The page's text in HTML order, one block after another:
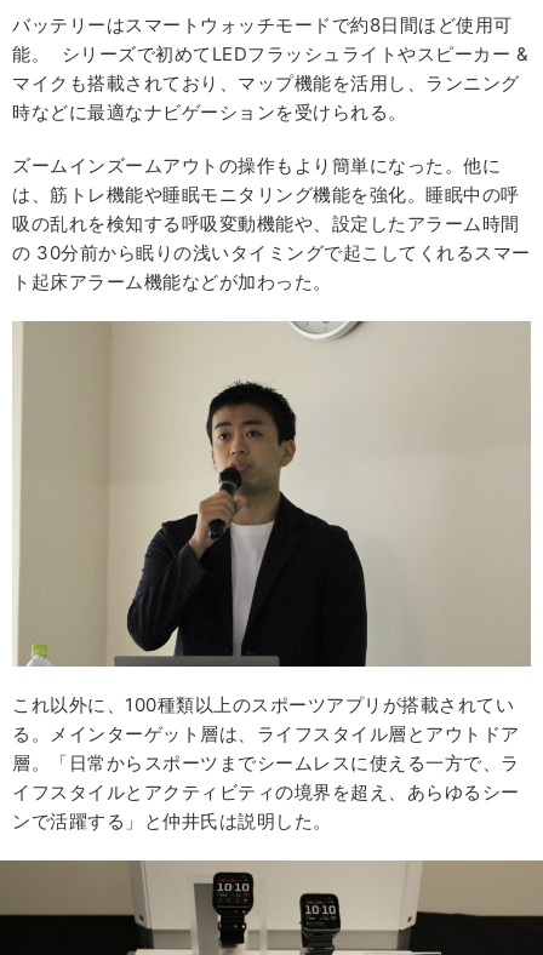
バッテリーはスマートウォッチモードで約8日間ほど使用可
能。 シリーズで初めてLEDフラッシュライトやスピーカー &
マイクも搭載されており、マップ機能を活用し、ランニング
時などに最適なナビゲーションを受けられる。
ズームインズームアウトの操作もより簡単になった。他に
は、筋トレ機能や睡眠モニタリング機能を強化。睡眠中の呼
吸の乱れを検知する呼吸変動機能や、設定したアラーム時間
の 30分前から眠りの浅いタイミングで起こしてくれるスマー
ト起床アラーム機能などが加わった。
これ以外に、100種類以上のスポーツアプリが搭載されてい
る。メインターゲット層は、ライフスタイル層とアウトドア
層。「日常からスポーツまでシームレスに使える一方で、ラ
イフスタイルとアクティビティの境界を超え、あらゆるシー
ンで活躍する」と仲井氏は説明した。